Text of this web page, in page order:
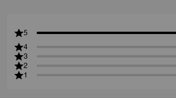
5
4
3
2
1